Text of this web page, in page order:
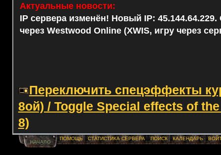
Актуальные новости:
IP сервера изменён! Новый IP: 45.144.64.229.
через Westwood Online (XWIS, игру через
Переключить спецэффекты
8ой) / Toggle Special effects of
8)
НАЧАЛО
ПОМОЩЬ СТАТИСТИКА СЕРВЕРА ПОИСК КАЛЕНДАРЬ